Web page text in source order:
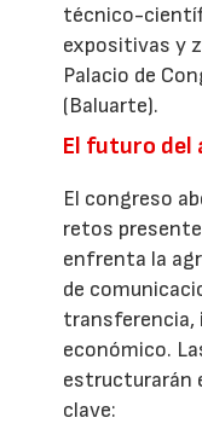
técnico-
expositivas y
Palacio de
(Baluarte).
El futuro del
El congreso
retos
enfrenta la
de
transferencia,
económico.
estructurarán
clave: